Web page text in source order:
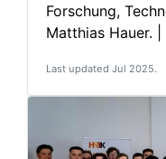
Forschung,
Matthias Hauer. |
Last updated Jul 2025.